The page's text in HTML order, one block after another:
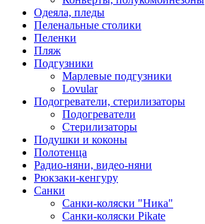
Одеяла, пледы
Пеленальные столики
Пеленки
Пляж
Подгузники
Марлевые подгузники
Lovular
Подогреватели, стерилизаторы
Подогреватели
Стерилизаторы
Подушки и коконы
Полотенца
Радио-няни, видео-няни
Рюкзаки-кенгуру
Санки
Санки-коляски "Ника"
Санки-коляски Pikate